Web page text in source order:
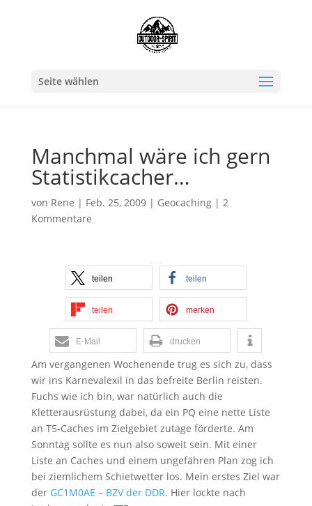
Seite wählen
Manchmal wäre ich gern
Statistikcacher…
von Rene | Feb. 25, 2009| Geocaching| 2
Kommentare
teilen teilen
teilen merken
E-Mail drucken
Am vergangenen Wochenende trug es sich zu, dass
wir ins Karnevalexil in das befreite Berlin reisten.
Fuchs wie ich bin, war natürlich auch die
Kletterausrüstung dabei, da ein PQ eine nette Liste
an T5-Caches im Zielgebiet zutage förderte. Am
Sonntag sollte es nun also soweit sein. Mit einer
Liste an Caches und einem ungefähren Plan zog ich
bei ziemlichem Schietwetter los. Mein erstes Ziel war
der GC1M0AE – BZV der DDR. Hier lockte nach